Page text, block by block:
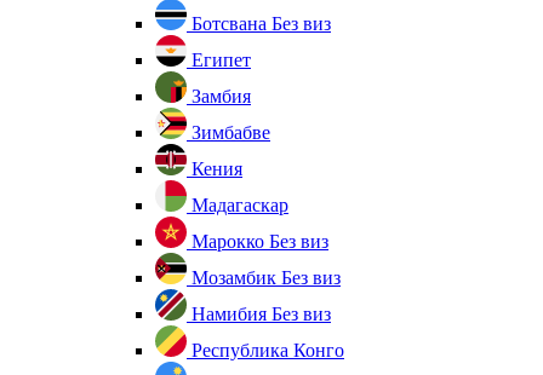
Ботсвана Без виз
Египет
Замбия
Зимбабве
Кения
Мадагаскар
Марокко Без виз
Мозамбик Без виз
Намибия Без виз
Республика Конго